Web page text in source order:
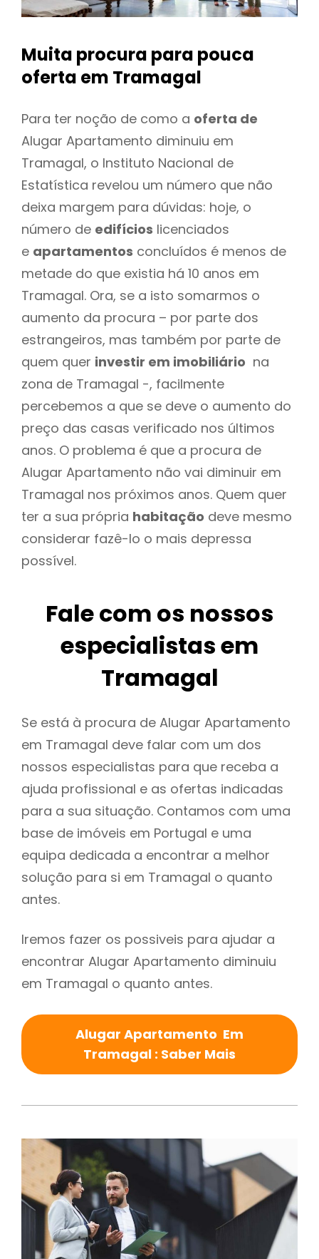
Muita procura para pouca
oferta em Tramagal
Para ter noção de como a oferta de
Alugar Apartamento diminuiu em
Tramagal, o Instituto Nacional de
Estatística revelou um número que não
deixa margem para dúvidas: hoje, o
número de edifícios licenciados
e apartamentos concluídos é menos de
metade do que existia há 10 anos em
Tramagal. Ora, se a isto somarmos o
aumento da procura – por parte dos
estrangeiros, mas também por parte de
quem quer investir em imobiliário na
zona de Tramagal -, facilmente
percebemos a que se deve o aumento do
preço das casas verificado nos últimos
anos. O problema é que a procura de
Alugar Apartamento não vai diminuir em
Tramagal nos próximos anos. Quem quer
ter a sua própria habitação deve mesmo
considerar fazê-lo o mais depressa
possível.
Fale com os nossos
especialistas em
Tramagal
Se está à procura de Alugar Apartamento
em Tramagal deve falar com um dos
nossos especialistas para que receba a
ajuda profissional e as ofertas indicadas
para a sua situação. Contamos com uma
base de imóveis em Portugal e uma
equipa dedicada a encontrar a melhor
solução para si em Tramagal o quanto
antes.
Iremos fazer os possiveis para ajudar a
encontrar Alugar Apartamento diminuiu
em Tramagal o quanto antes.
Alugar Apartamento Em
Tramagal : Saber Mais